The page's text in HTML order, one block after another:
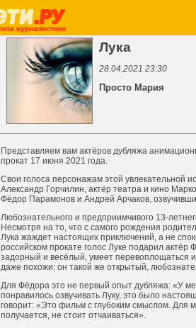
Лука
28.04.2021 23:30
Просто Мария
Представляем вам актёров дубляжа
прокат 17 июня 2021 года.
Свои голоса персонажам этой увлекательной
Александр Горчилин, актёр театра и кино
Фёдор Парамонов и Андрей Арчаков,
Любознательного и предприимчивого 13-
Несмотря на то, что с самого рождения
Лука жаждет настоящих приключений, а не
российском прокате голос Луке подарил
задорный и весёлый, умеет перевоплощаться
даже похожи: он такой же открытый,
Для Фёдора это не первый опыт дубляжа: «У
понравилось озвучивать Луку, это было
говорит: «Это фильм с глубоким смыслом. Для
получается, не стоит отчаиваться».